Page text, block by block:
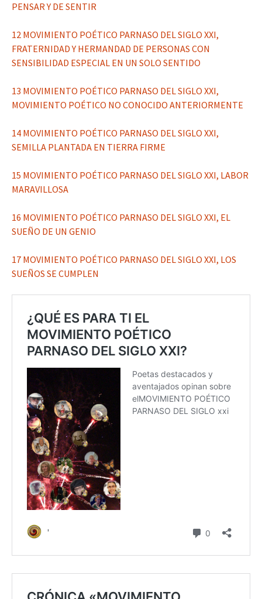
PENSAR Y DE SENTIR
12 MOVIMIENTO POÉTICO PARNASO DEL SIGLO XXI,
FRATERNIDAD Y HERMANDAD DE PERSONAS CON
SENSIBILIDAD ESPECIAL EN UN SOLO SENTIDO
13 MOVIMIENTO POÉTICO PARNASO DEL SIGLO XXI,
MOVIMIENTO POÉTICO NO CONOCIDO ANTERIORMENTE
14 MOVIMIENTO POÉTICO PARNASO DEL SIGLO XXI,
SEMILLA PLANTADA EN TIERRA FIRME
15 MOVIMIENTO POÉTICO PARNASO DEL SIGLO XXI, LABOR
MARAVILLOSA
16 MOVIMIENTO POÉTICO PARNASO DEL SIGLO XXI, EL
SUEÑO DE UN GENIO
17 MOVIMIENTO POÉTICO PARNASO DEL SIGLO XXI, LOS
SUEÑOS SE CUMPLEN